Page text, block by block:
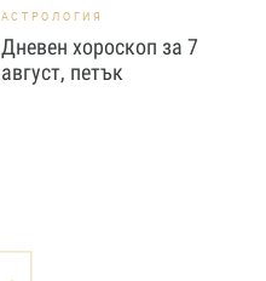
АСТРОЛОГИЯ
Дневен хороскоп за 7
август, петък